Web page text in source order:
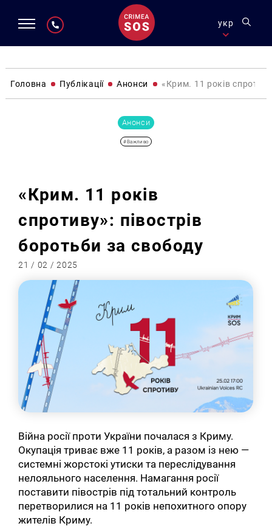
укр
Головна Публікації Анонси «Крим. 11 років
Анонси
#Важливо
«Крим. 11 років
спротиву»: півострів
боротьби за свободу
21 / 02 / 2025
Війна росії проти України почалася з Криму.
Окупація триває вже 11 років, а разом із нею —
системні жорстокі утиски та переслідування
нелояльного населення. Намагання росії
поставити півострів під тотальний контроль
перетворилися на 11 років непохитного опору
жителів Криму.